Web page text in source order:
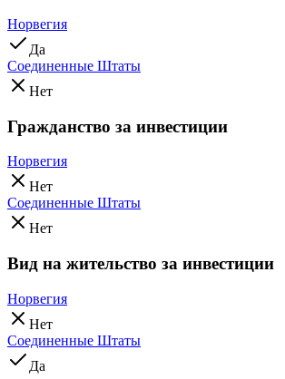
Норвегия
Да
Соединенные Штаты
Нет
Гражданство за инвестиции
Норвегия
Нет
Соединенные Штаты
Нет
Вид на жительство за инвестиции
Норвегия
Нет
Соединенные Штаты
Да